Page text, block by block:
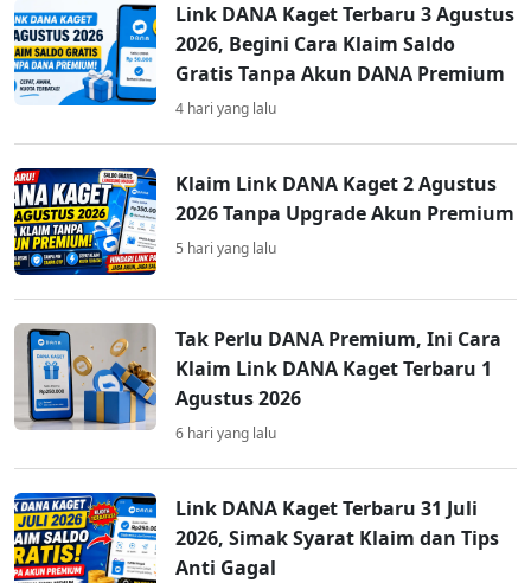
Link DANA Kaget Terbaru 3 Agustus
2026, Begini Cara Klaim Saldo
Gratis Tanpa Akun DANA Premium
4 hari yang lalu
Klaim Link DANA Kaget 2 Agustus
2026 Tanpa Upgrade Akun Premium
5 hari yang lalu
Tak Perlu DANA Premium, Ini Cara
Klaim Link DANA Kaget Terbaru 1
Agustus 2026
6 hari yang lalu
Link DANA Kaget Terbaru 31 Juli
2026, Simak Syarat Klaim dan Tips
Anti Gagal